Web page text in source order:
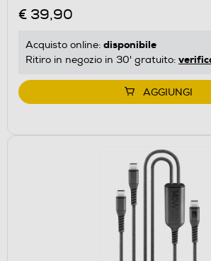
€ 39,90
Acquisto online: disponibile
Ritiro in negozio in 30' gratuito:
AGGIUNGI